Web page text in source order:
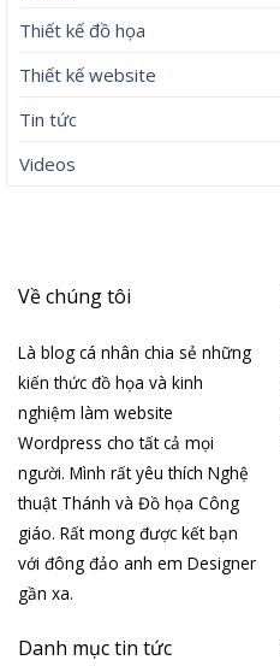
Thiết kế đồ họa
Thiết kế website
Tin tức
Videos
Về chúng tôi
Là blog cá nhân chia sẻ những
kiến thức đồ họa và kinh
nghiệm làm website
Wordpress cho tất cả mọi
người. Mình rất yêu thích Nghệ
thuật Thánh và Đồ họa Công
giáo. Rất mong được kết bạn
với đông đảo anh em Designer
gần xa.
Danh mục tin tức